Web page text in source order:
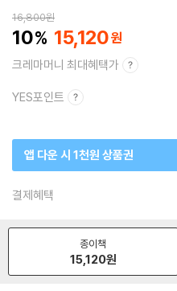
16,800원
10 15,120
크레마머니 최대혜택가
YES포인트
앱 다운 시 1천원 상품권
결제혜택
종이책
15,120원